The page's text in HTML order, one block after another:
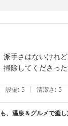
手さはないけれ
除してくださった
設備: 5 | 清潔さ: 5
、温泉＆グルメで癒